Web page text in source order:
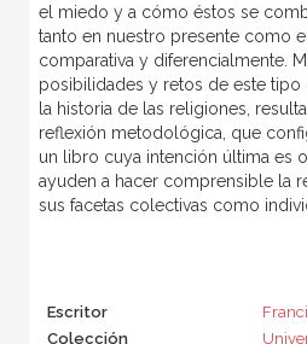
el miedo y a cómo éstos se
tanto en nuestro presente como
comparativa y diferencialmente.
posibilidades y retos de este tipo
la historia de las religiones,
reflexión metodológica, que
un libro cuya intención última es
ayuden a hacer comprensible la
sus facetas colectivas como
Escritor
Colección